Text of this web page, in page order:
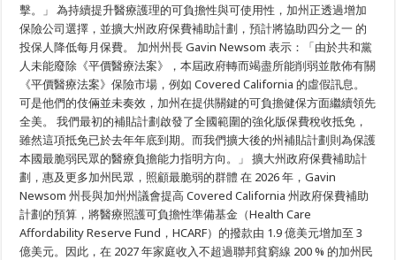
保
險
的
可
負
擔
性
與
使
用
機
會
擊。」 為持續提升醫療護理的可負擔性與可使用性，加州正透過增加
保險公司選擇，並擴大州政府保費補助計劃，預計將協助四分之一 的
投保人降低每月保費。 加州州長 Gavin Newsom 表示：「由於共和黨
人未能廢除《平價醫療法案》，本屆政府轉而竭盡所能削弱並散佈有關
《平價醫療法案》保險市場，例如 Covered California 的虛假訊息。
可是他們的伎倆並未奏效，加州在提供關鍵的可負擔健保方面繼續領先
全美。 我們最初的補貼計劃啟發了全國範圍的強化版保費稅收抵免，
雖然這項抵免已於去年年底到期。而我們擴大後的州補貼計劃則為保護
本國最脆弱民眾的醫療負擔能力指明方向。」 擴大州政府保費補助計
劃，惠及更多加州民眾，照顧最脆弱的群體 在 2026 年，Gavin
Newsom 州長與加州州議會提高 Covered California 州政府保費補助
計劃的預算，將醫療照護可負擔性準備基金（Health Care
Affordability Reserve Fund，HCARF）的撥款由 1.9 億美元增加至 3
億美元。因此，在 2027 年家庭收入不超過聯邦貧窮線 200 % 的加州民